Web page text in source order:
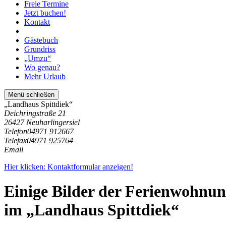
Freie Termine
Jetzt buchen!
Kontakt
Gästebuch
Grundriss
„Umzu“
Wo genau?
Mehr Urlaub
Menü schließen
„Landhaus Spittdiek“
Deichringstraße 21
26427 Neuharlingersiel
Telefon04971 912667
Telefax04971 925764
Email
Hier klicken: Kontaktformular anzeigen!
Einige Bilder der
im „Landhaus Spittdiek“